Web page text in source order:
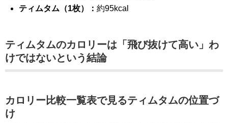
ティムタム（1枚）：約95kcal
ティムタムのカロリーは「飛び抜けて高い」わ
けではないという結論
カロリー比較一覧表で見るティムタムの位置づ
け